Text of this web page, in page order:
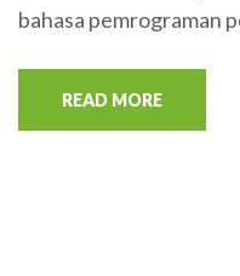
bahasa pemrograman
READ MORE